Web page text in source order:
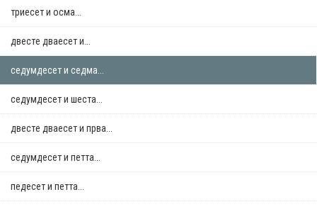
триесет и осма...
двестe дваесет и...
седумдесет и седма...
седумдесет и шеста...
двестe дваесет и прва...
седумдесет и петта...
педесет и петта...